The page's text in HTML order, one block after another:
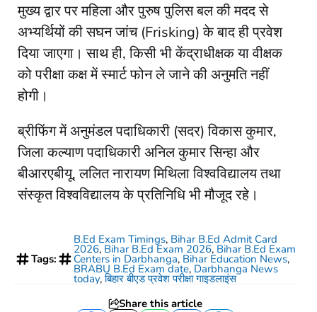
मुख्य द्वार पर महिला और पुरुष पुलिस बल की मदद से
अभ्यर्थियों की सघन जांच (Frisking) के बाद ही प्रवेश
दिया जाएगा। साथ ही, किसी भी केंद्राधीक्षक या वीक्षक
को परीक्षा कक्ष में स्मार्ट फोन ले जाने की अनुमति नहीं
होगी।
​ब्रीफिंग में अनुमंडल पदाधिकारी (सदर) विकास कुमार,
जिला कल्याण पदाधिकारी अनिल कुमार सिन्हा और
बीआरएबीयू, ललित नारायण मिथिला विश्वविद्यालय तथा
संस्कृत विश्वविद्यालय के प्रतिनिधि भी मौजूद रहे।
Tags:
B.Ed Exam Timings, Bihar B.Ed Admit Card
2026, Bihar B.Ed Exam 2026, Bihar B.Ed Exam
Centers in Darbhanga, Bihar Education News,
BRABU B.Ed Exam date, Darbhanga News
today,बिहार बीएड प्रवेश परीक्षा गाइडलाइंस
Share this article